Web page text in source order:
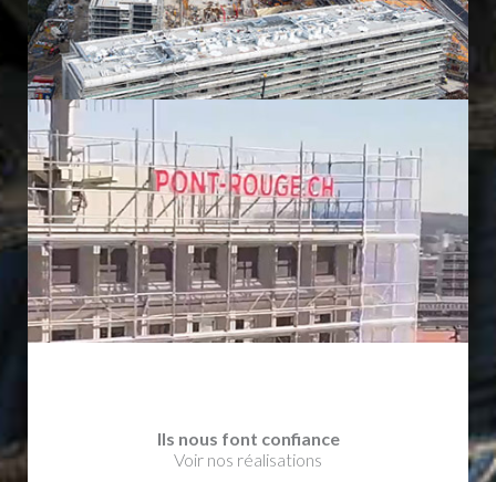
Ils nous font confiance
Voir nos réalisations